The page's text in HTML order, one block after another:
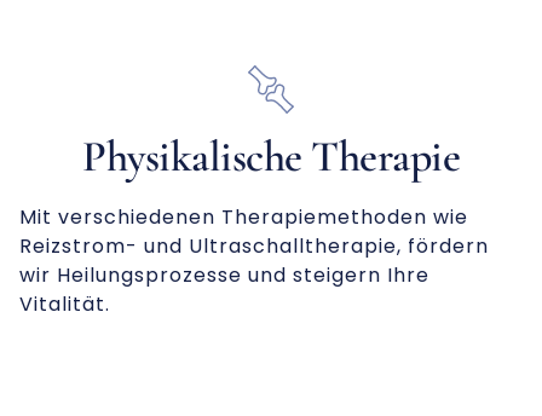
Physikalische Therapie
Mit verschiedenen Therapiemethoden wie
Reizstrom- und Ultraschalltherapie, fördern
wir Heilungsprozesse und steigern Ihre
Vitalität.